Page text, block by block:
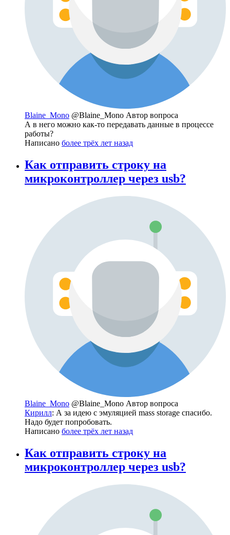
Blaine_Mono @Blaine_Mono Автор вопроса
А в него можно как-то передавать данные в процессе
работы?
Написано более трёх лет назад
Как отправить строку на
микроконтроллер через usb?
Blaine_Mono @Blaine_Mono Автор вопроса
Кирилл: А за идею с эмуляцией mass storage спасибо.
Надо будет попробовать.
Написано более трёх лет назад
Как отправить строку на
микроконтроллер через usb?